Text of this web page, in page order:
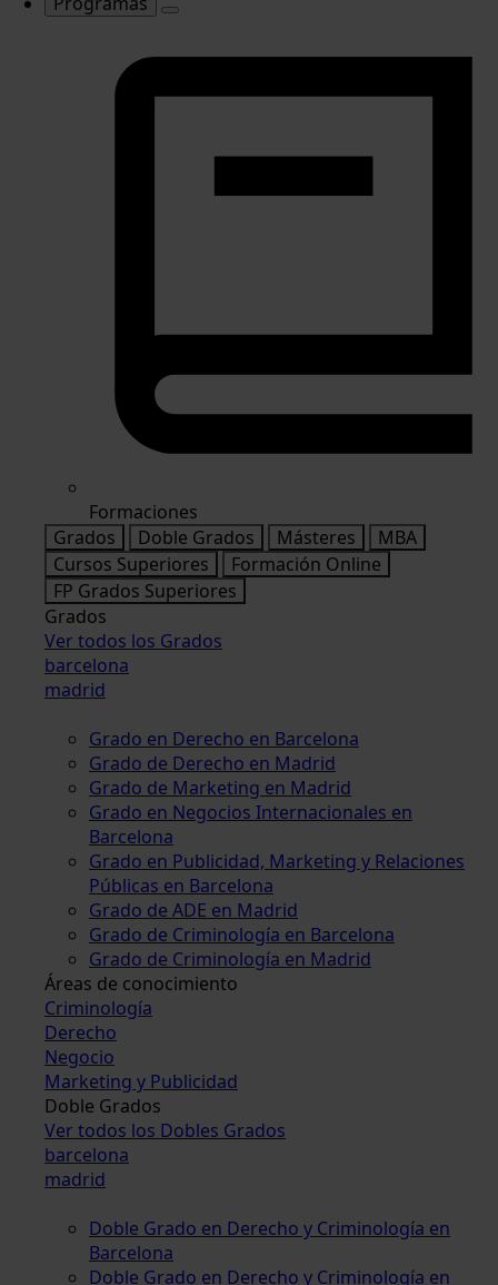
Formaciones
Grados
Doble Grados Másteres
MBA
Cursos Superiores
Formación Online
FP Grados Superiores
Grados
Ver todos los Grados
barcelona
madrid
Grado en Derecho en Barcelona
Grado de Derecho en Madrid
Grado de Marketing en Madrid
Grado en Negocios Internacionales en
Barcelona
Grado en Publicidad, Marketing y Relaciones
Públicas en Barcelona
Grado de ADE en Madrid
Grado de Criminología en Barcelona
Grado de Criminología en Madrid
Áreas de conocimiento
Criminología
Derecho
Negocio
Marketing y Publicidad
Doble Grados
Ver todos los Dobles Grados
barcelona
madrid
Doble Grado en Derecho y Criminología en
Barcelona
Doble Grado en Derecho y Criminología en